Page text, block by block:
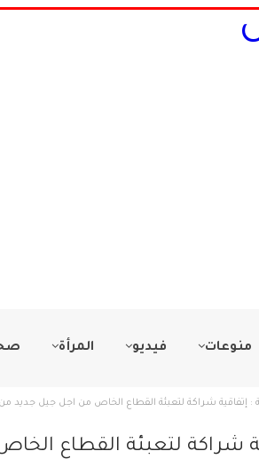
المرأة فيديو منوعات
: إتفاقية شراكة لتعبئة القطاع الخاص من اجل جيل جديد
شراكة لتعبئة القطاع